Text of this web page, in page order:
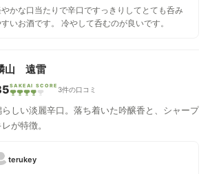
のバランスの純米大吟醸酒です。冷やしてお飲み
だくと、さわやかな香りが一層引き立ちます。
かな口当たりで辛口ですっきりしてとても呑み
いお酒です。 冷やして呑むのが良いです。
山 遠雷
SAKEAI SCORE 3件の口コミ
らしい淡麗辛口。落ち着いた吟醸香と、シャープ
が特徴。
terukey